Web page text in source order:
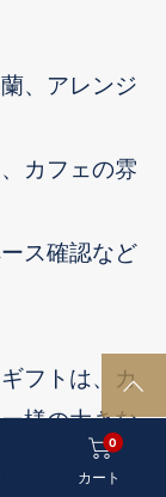
、アレンジ
カフェの雰
ス確認など
フトは、カ
様の大きな
P
A
カート
0